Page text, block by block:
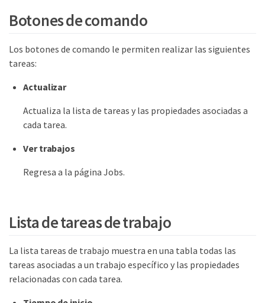
Botones de comando
Los botones de comando le permiten realizar las siguientes
tareas:
Actualizar
Actualiza la lista de tareas y las propiedades asociadas a
cada tarea.
Ver trabajos
Regresa a la página Jobs.
Lista de tareas de trabajo
La lista tareas de trabajo muestra en una tabla todas las
tareas asociadas a un trabajo específico y las propiedades
relacionadas con cada tarea.